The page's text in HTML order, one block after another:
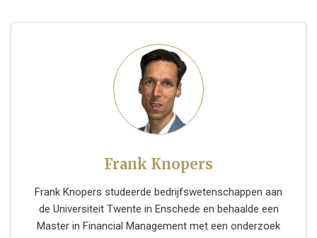
Frank Knopers
Frank Knopers studeerde bedrijfswetenschappen aan
de Universiteit Twente in Enschede en behaalde een
Master in Financial Management met een onderzoek